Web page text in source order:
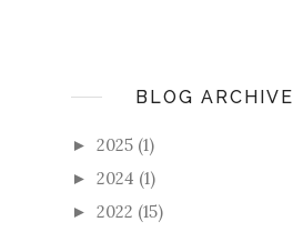
BLOG ARCHIVE
► 2025 (1)
► 2024 (1)
► 2022 (15)